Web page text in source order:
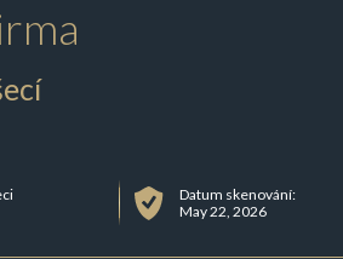
Datum skenování:
May 22, 2026